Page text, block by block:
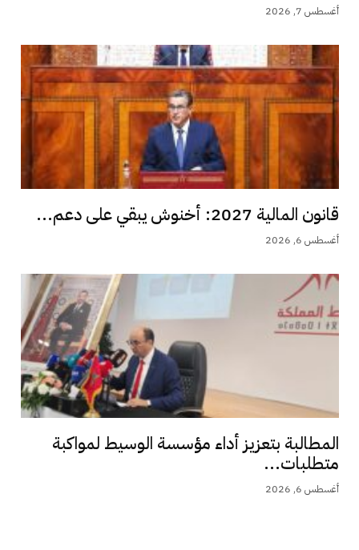
أغسطس 7, 2026
قانون المالية 2027: أخنوش يبقي على دعم...
أغسطس 6, 2026
المطالبة بتعزيز أداء مؤسسة الوسيط لمواكبة
متطلبات...
أغسطس 6, 2026